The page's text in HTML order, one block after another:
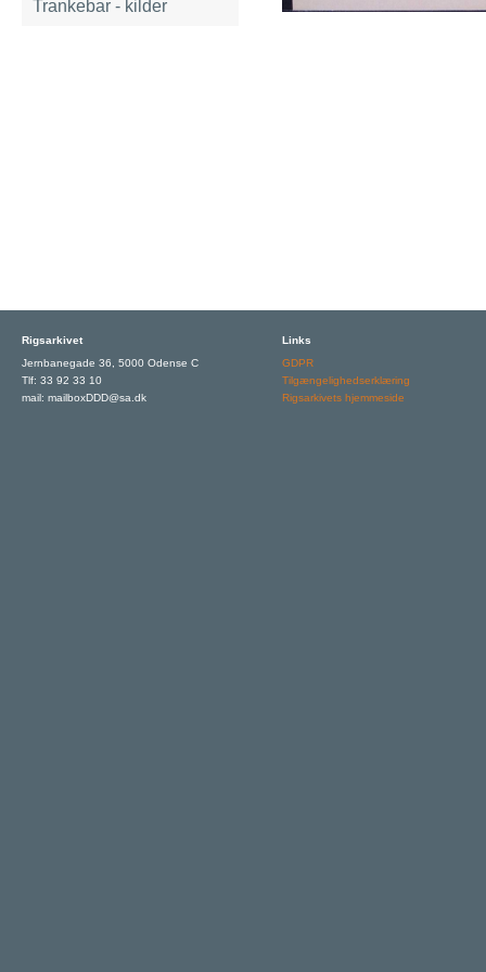
Trankebar - kilder
Rigsarkivet
Jernbanegade 36, 5000 Odense C
Tlf: 33 92 33 10
mail: mailboxDDD@sa.dk
Links
GDPR
Tilgængelighedserklæring
Rigsarkivets hjemmeside